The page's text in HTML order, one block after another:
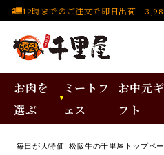
12時までのご注文で即日出荷
お肉を
選ぶ
ミートフ
ェス
お中元ギ
フト
毎日が大特価! 松阪牛の千里屋トップペ